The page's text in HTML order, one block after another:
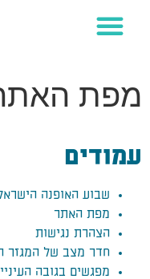
מפת
עמודים
שבוע האופנה
מפת האתר
הצהרת נגישות
חדר מצב של המגזר
מפגשים בגובה